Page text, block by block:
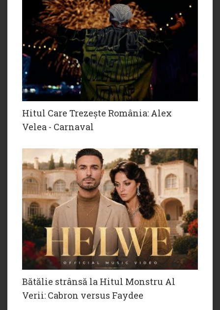
Hitul Care Trezește România: Alex
Velea - Carnaval
Bătălie strânsă la Hitul Monstru Al
Verii: Cabron versus Faydee